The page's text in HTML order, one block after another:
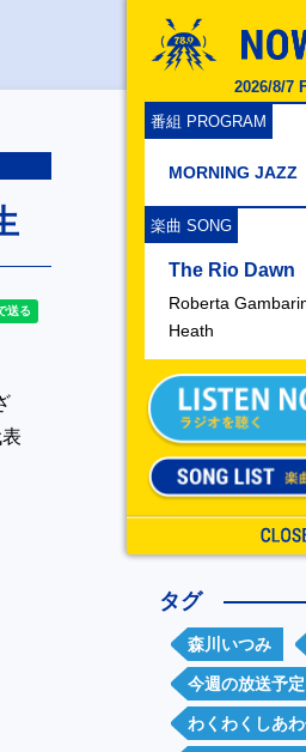
2026/8/7
番組 PROGRAM
MORNING JAZZ
楽曲 SONG
The Rio Dawn
Roberta
Heath
タグ
森川いつみ
今週の放送予定
わくわくしあ